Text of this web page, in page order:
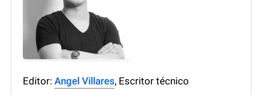
Editor: Angel Villares, Escritor técnico